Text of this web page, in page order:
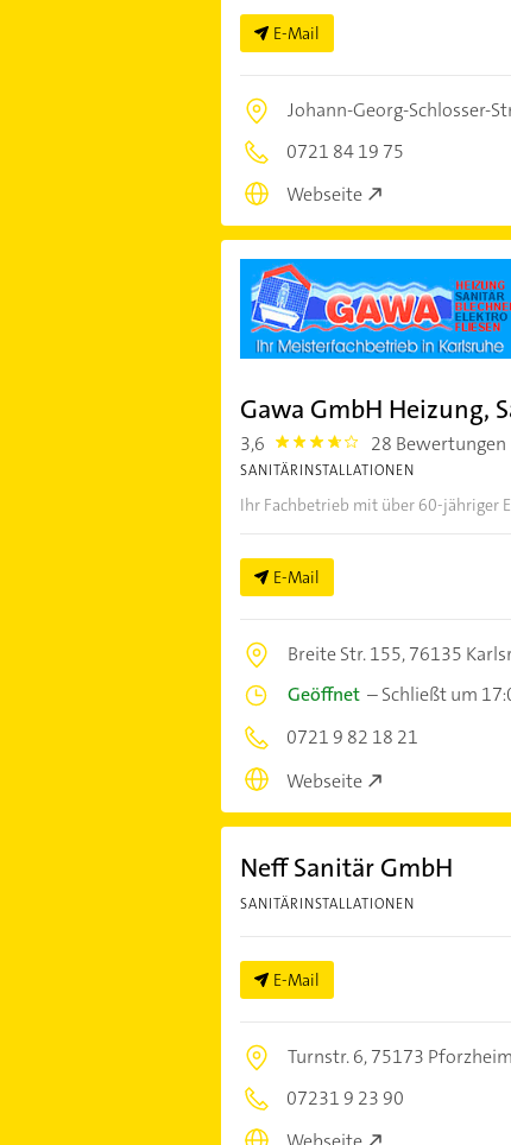
E-Mail
Johann-Georg-Schlosser-
0721 84 19 75
Webseite
Gawa GmbH Heizung,
3,6 3.6000001 28 Bewertungen
SANITÄRINSTALLATIONEN
Ihr Fachbetrieb mit über 60-jähriger
E-Mail
Breite Str. 155,76135
Geöffnet–Schließt um
0721 9 82 18 21
Webseite
Neff Sanitär GmbH
SANITÄRINSTALLATIONEN
E-Mail
Turnstr. 6,75173 Pforzheim
07231 9 23 90